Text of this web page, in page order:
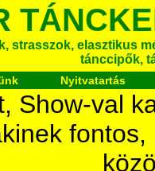
strasszok, elasztikus
tánccipők,
Nyitvatartás
Show-val